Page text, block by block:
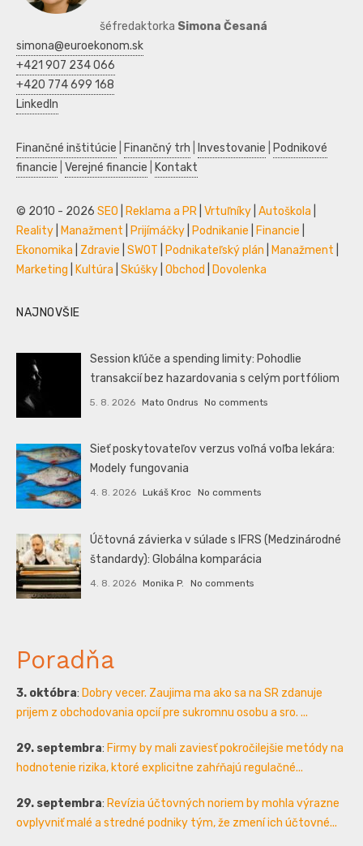
šéfredaktorka Simona Česaná
simona@euroekonom.sk
+421 907 234 066
+420 774 699 168
LinkedIn
Finančné inštitúcie Finančný trh Investovanie
Podnikové
financie Verejné financie Kontakt
© 2010 - 2026 SEO Reklama a PR Vrtuľníky Autoškola
Reality
Manažment Prijímáčky Podnikanie Financie
Ekonomika
Zdravie SWOT Podnikateľský plán Manažment
Marketing
Kultúra Skúšky Obchod Dovolenka
NAJNOVŠIE
Session kľúče a spending limity: Pohodlie
transakcií bez hazardovania s celým portfóliom
5. 8. 2026 Mato Ondrus No comments
Sieť poskytovateľov verzus voľná voľba lekára:
Modely fungovania
4. 8. 2026 Lukáš Kroc No comments
Účtovná závierka v súlade s IFRS (Medzinárodné
štandardy): Globálna komparácia
4. 8. 2026 Monika P. No comments
Poradňa
3. októbra: Dobry vecer. Zaujima ma ako sa na SR zdanuje
prijem z obchodovania opcií pre sukromnu osobu a sro. ...
29. septembra: Firmy by mali zaviesť pokročilejšie metódy na
hodnotenie rizika, ktoré explicitne zahŕňajú regulačné...
29. septembra: Revízia účtovných noriem by mohla výrazne
ovplyvniť malé a stredné podniky tým, že zmení ich účtovné...